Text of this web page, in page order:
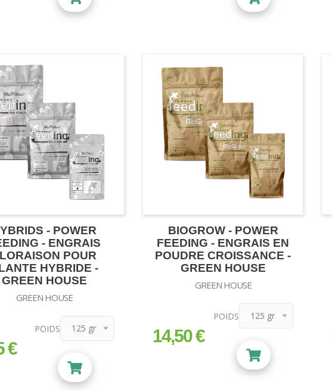
1 kg 1 kg
- POWER
- ENGRAIS
POUR
HYBRIDE -
GREEN HOUSE
GREEN HOUSE
€
POIDS 125 gr
125 gr
1 kg
BIOGROW - POWER
FEEDING - ENGRAIS EN
POUDRE CROISSANCE -
GREEN HOUSE
GREEN HOUSE
prix
14,50 €
POIDS 125 gr
125 gr
1 kg